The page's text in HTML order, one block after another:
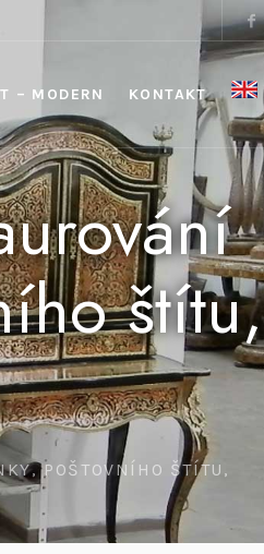
– MODERN KONTAKT
štítu,
POŠTOVNÍHO ŠTÍTU,